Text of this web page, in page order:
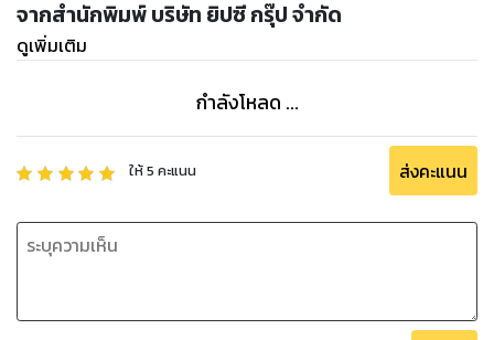
จากสำนักพิมพ์ บริษัท ยิปซี กรุ๊ป จำกัด
ดูเพิ่มเติม
กำลังโหลด ...
ให้5 คะแนน ส่งคะแนน